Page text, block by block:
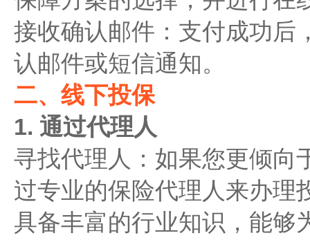
接收确认邮件：支付成功后
认邮件或短信通知。
二、线下投保
1. 通过代理人
寻找代理人：如果您更倾向
过专业的保险代理人来办理
具备丰富的行业知识，能够